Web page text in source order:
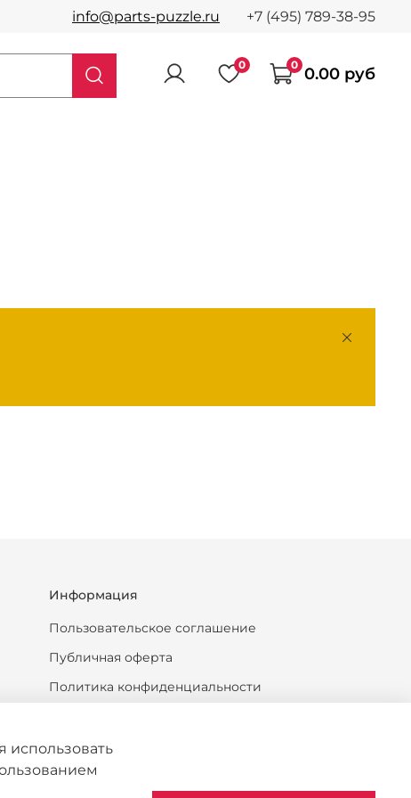
info@parts-puzzle.ru +7 (495) 789-38-95
0 0 0.00 руб
Информация
Пользовательское соглашение
Публичная оферта
Политика конфиденциальности
Политика обработки персональных данных
Согласие на обработку персональных данных